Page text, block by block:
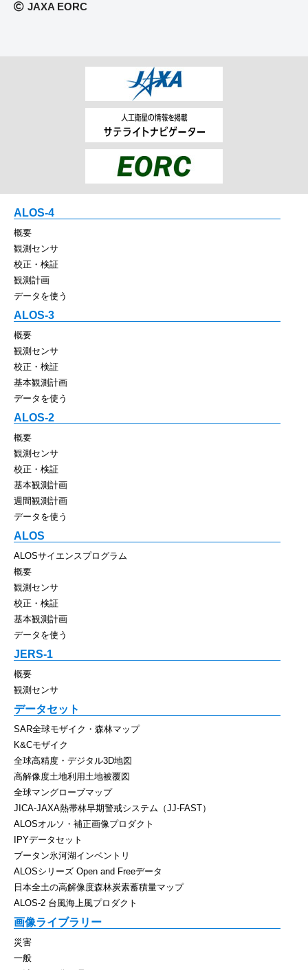
JAXA EORC
ALOS-4
概要
観測センサ
校正・検証
観測計画
データを使う
ALOS-3
概要
観測センサ
校正・検証
基本観測計画
データを使う
ALOS-2
概要
観測センサ
校正・検証
基本観測計画
週間観測計画
データを使う
ALOS
ALOSサイエンスプログラム
概要
観測センサ
校正・検証
基本観測計画
データを使う
JERS-1
概要
観測センサ
データセット
SAR全球モザイク・森林マップ
K&Cモザイク
全球高精度・デジタル3D地図
高解像度土地利用土地被覆図
全球マングローブマップ
JICA-JAXA熱帯林早期警戒システム（JJ-FAST）
ALOSオルソ・補正画像プロダクト
IPYデータセット
ブータン氷河湖インベントリ
ALOSシリーズ Open and Freeデータ
日本全土の高解像度森林炭素蓄積量マップ
ALOS-2 台風海上風プロダクト
画像ライブラリー
災害
一般